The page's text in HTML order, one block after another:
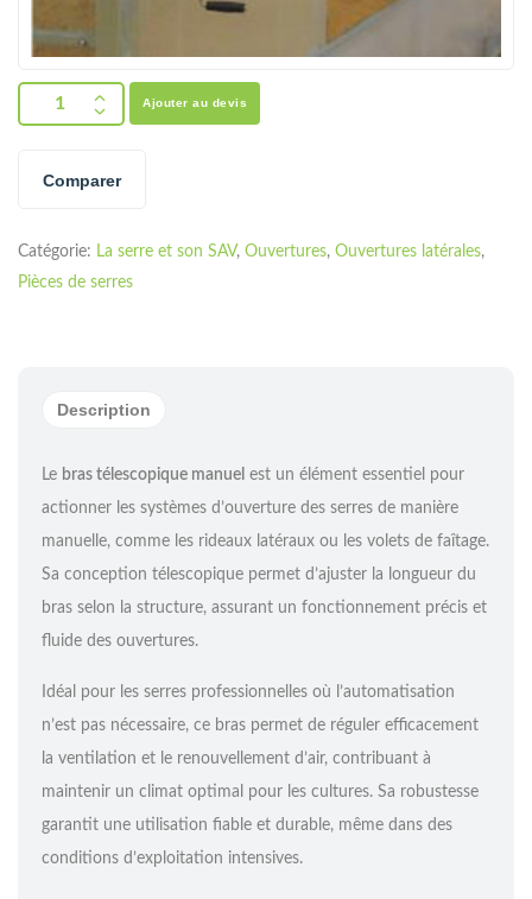
Ajouter au devis
Comparer
Catégorie: La serre et son SAV, Ouvertures, Ouvertures latérales,
Pièces de serres
Description
Le bras télescopique manuel est un élément essentiel pour
actionner les systèmes d’ouverture des serres de manière
manuelle, comme les rideaux latéraux ou les volets de faîtage.
Sa conception télescopique permet d’ajuster la longueur du
bras selon la structure, assurant un fonctionnement précis et
fluide des ouvertures.
Idéal pour les serres professionnelles où l’automatisation
n’est pas nécessaire, ce bras permet de réguler efficacement
la ventilation et le renouvellement d’air, contribuant à
maintenir un climat optimal pour les cultures. Sa robustesse
garantit une utilisation fiable et durable, même dans des
conditions d’exploitation intensives.